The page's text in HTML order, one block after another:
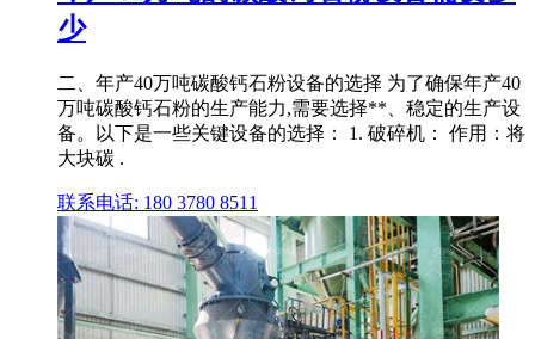
少
二、年产40万吨碳酸钙石粉设备的选择 为了确保年产40
万吨碳酸钙石粉的生产能力,需要选择**、稳定的生产设
备。以下是一些关键设备的选择： 1. 破碎机： 作用：将
大块碳 .
联系电话: 180 3780 8511